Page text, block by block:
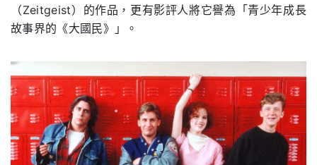
（Zeitgeist）的作品，更有影評人將它譽為「青少年成長
故事界的《大國民》」。